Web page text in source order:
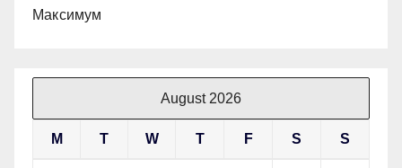
Максимум
August 2026
M T W T F S S